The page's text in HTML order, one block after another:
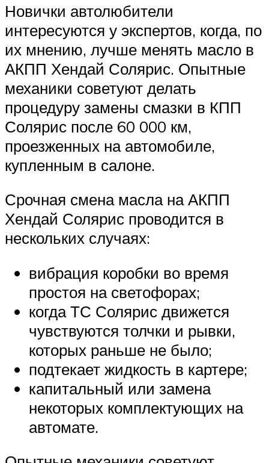
Новички автолюбители
интересуются у экспертов, когда, по
их мнению, лучше менять масло в
АКПП Хендай Солярис. Опытные
механики советуют делать
процедуру замены смазки в КПП
Солярис после 60 000 км,
проезженных на автомобиле,
купленным в салоне.
Срочная смена масла на АКПП
Хендай Солярис проводится в
нескольких случаях:
вибрация коробки во время
простоя на светофорах;
когда ТС Солярис движется
чувствуются толчки и рывки,
которых раньше не было;
подтекает жидкость в картере;
капитальный или замена
некоторых комплектующих на
автомате.